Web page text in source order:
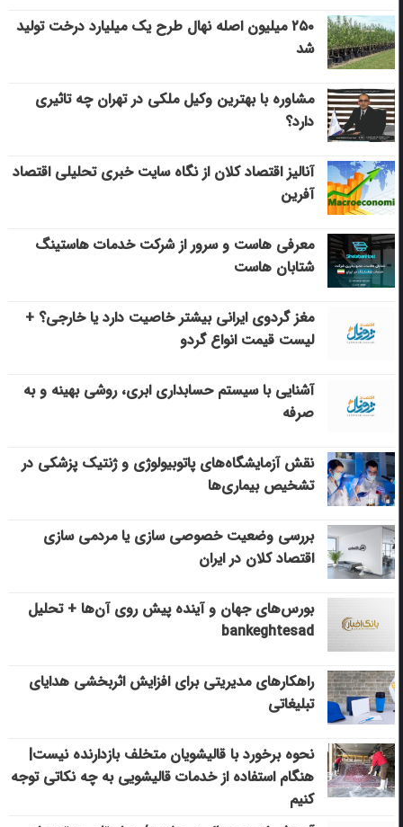
۲۵۰ میلیون اصله نهال طرح یک میلیارد درخت تولید
شد
مشاوره با بهترین وکیل ملکی در تهران چه تاثیری
دارد؟
آنالیز اقتصاد کلان از نگاه سایت خبری تحلیلی اقتصاد
آفرین
معرفی هاست و سرور از شرکت خدمات هاستینگ
شتابان هاست
مغز گردوی ایرانی بیشتر خاصیت دارد یا خارجی؟ +
لیست قیمت انواع گردو
آشنایی با سیستم حسابداری ابری، روشی بهینه و به
صرفه
نقش آزمایشگاه‌های پاتوبیولوژی و ژنتیک پزشکی در
تشخیص بیماری‌ها
بررسی وضعیت خصوصی سازی یا مردمی سازی
اقتصاد کلان در ایران
بورس‌های جهان و آینده پیش روی آن‌ها + تحلیل
bankeghtesad
راهکارهای مدیریتی برای افزایش اثربخشی هدایای
تبلیغاتی
نحوه برخورد با قالیشویان متخلف بازدارنده نیست|
هنگام استفاده از خدمات قالیشویی به چه نکاتی توجه
کنیم